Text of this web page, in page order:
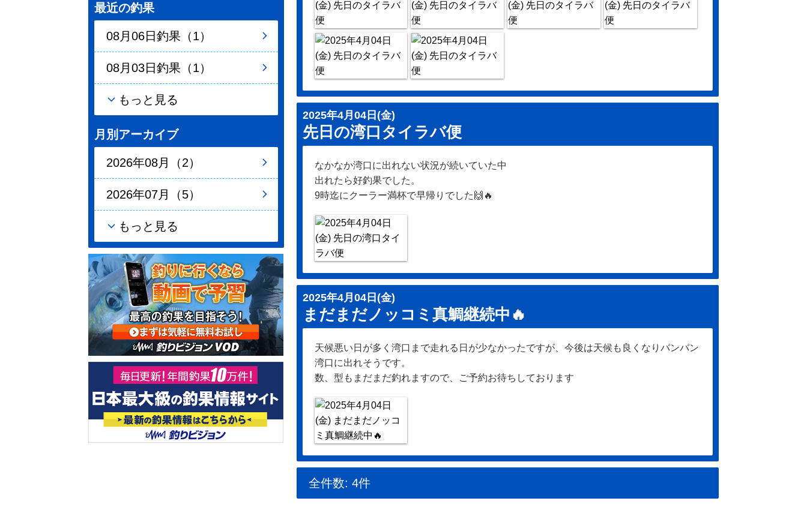
2025年4月04日(金)
先日の湾口タイラバ便
なかなか湾口に出れない状況が続いていた中
出れたら好釣果でした。
9時迄にクーラー満杯で早帰りでした🙌🔥
2025年4月04日(金)
まだまだノッコミ真鯛継続中🔥
天候悪い日が多く湾口まで走れる日が少なかったですが、今後は天候も良くなりバンバン
湾口に出れそうです。
数、型もまだまだ釣れますので、ご予約お待ちしております
全件数: 4件
最近の釣果
08月06日釣果（1）
08月03日釣果（1）
もっと見る
月別アーカイブ
2026年08月（2）
2026年07月（5）
もっと見る